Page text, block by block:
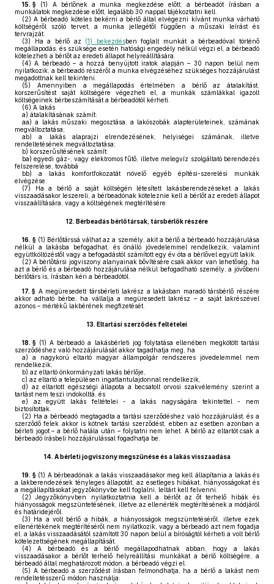
15. § (1)
A bérlőnek a munka megkezdése előtt, a bérbeadót írásban a
munkálatok megkezdése előtt, legalább 30 nappal tájékoztatni kell.
(2) A bérbeadó köteles bekérni a bérlő által elvégezni kívánt munka várható
költségéről szóló tervet, a munka jellegétől függően a műszaki leírást és
tervrajzát.
(3) Ha a bérlő az (1) bekezdésben foglalt munkát a bérbeadóval történő
megállapodás, és szüksége esetén hatósági engedély nélkül végzi el, a bérbeadó
kötelezheti a bérlőt az eredeti állapot helyreállítására.
(4) A bérbeadó – a hozzá benyújtott iratok alapján – 30 napon belül nem
nyilatkozik, a bérbeadó részéről a munka elvégzéséhez szükséges hozzájárulást
megadottnak kell tekinteni.
(5) Amennyiben a megállapodás értelmében a bérlő az átalakítást,
korszerűsítést saját költségére végezheti el, a munkák számlákkal igazolt
költségeinek bérbeszámítását a bérbeadótól kérheti.
(6) A lakás
a) átalakításának számít:
aa) a lakás műszaki megosztása, a lakószobák alapterületeinek, számának
megváltoztatása;
ab) a lakás alaprajzi elrendezésének, helyiségei számának, illetve
rendeltetésének megváltoztatása;
b) korszerűsítésének számít:
ba) egyedi gáz-, vagy elektromos fűtő, illetve melegvíz szolgáltató berendezés
felszerelése, továbbá
bb) a lakás komfortfokozatát növelő egyéb építési-szerelési munkák
elvégzése.
(7) Ha a bérlő a saját költségén létesített lakásberendezéseket a lakás
visszaadásakor leszereli, a bérbeadónak köteleznie kell a bérlőt az eredeti állapot
visszaállítására, vagy a költségének megtérítésére.
12. Bérbeadás bérlőtársak, társbérlők részére
16. § (1) Bérlőtárssá válhat az a személy, akit a bérlő a bérbeadó hozzájárulása
nélkül a lakásba befogadhat, és önálló jövedelemmel rendelkezik, valamint
együttköltözéstől vagy a befogadástól számított egy év óta a bérlővel együtt lakik.
(2) A bérlőtársi jogviszony alanyainak bővítésére csak akkor van lehetőség, ha
azt a bérlő és a bérbeadó hozzájárulása nélkül befogadható személy, a jövőbeni
bérlőtárs is, írásban kéri a bérbeadótól.
17. § A megüresedett társbérleti lakrész a lakásban maradó társbérlő részére
akkor adható bérbe, ha vállalja a megüresedett lakrész – a saját lakrészével
azonos – mértékű lakbérének megfizetését.
13. Eltartási szerződés feltételei
18. § (1) A bérbeadó a lakásbérleti jog folytatása ellenében megkötött tartási
szerződéshez való hozzájárulását akkor tagadhatja meg, ha
a) a nagykorú eltartó magyar állampolgár rendszeres jövedelemmel nem
rendelkezik,
b) az eltartó önkormányzati lakás bérlője,
c) az eltartó a településen ingatlantulajdonnal rendelkezik,
d) az eltartott egészségi állapota a becsatolt orvosi szakvélemény szerint a
tartást nem teszi indokolttá, és
e) az együtt lakás feltételei - a lakás nagyságára tekintettel - nem
biztosítottak.
(2) Ha a bérbeadó megtagadta a tartási szerződéshez való hozzájárulást, és a
szerződő felek akkor is kötnek tartási szerződést, ebben az esetben azonban a
bérleti jogot – a bérlő halála után – folytatni nem lehet. A bérlő az eltartót csak a
bérbeadó írásbeli hozzájárulással fogadhatja be.
14. A bérleti jogviszony megszűnése és a lakás visszaadása
19. § (1) A bérbeadónak a lakás visszaadásakor meg kell állapítania a lakás és
a lakberendezések tényleges állapotát, az esetleges hibákat, hiányosságokat és
a megállapításokat jegyzőkönyvbe kell foglalni, leltárt kell felvenni.
(2) Jegyzőkönyvben nyilatkoztatnia kell a bérlőt az őt terhelő hibák és
hiányosságok megszüntetésének, illetve az ellenérték megtérítésének a módjáról
és határidejéről.
(3) Ha a volt bérlő a hibák, a hiányosságok megszüntetéséről, illetve ezek
ellenértékének megtérítéséről nem nyilatkozik, vagy a bérbeadó azt nem fogadja
el, a lakás visszaadásától számított 30 napon belül a bíróságtól kérheti a volt bérlő
kötelezettségének megállapítását.
(4) A bérbeadó és a bérlő megállapodhatnak abban, hogy a lakás
visszaadásakor a bérlőt terhelő helyreállítási munkákat a bérlő költségére, a
bérbeadó által meghatározott módon, a bérbeadó végzi el.
(5) A bérbeadó a szerződést írásban felmondhatja, ha a bérlő a lakást nem
rendeltetésszerű módon használja: